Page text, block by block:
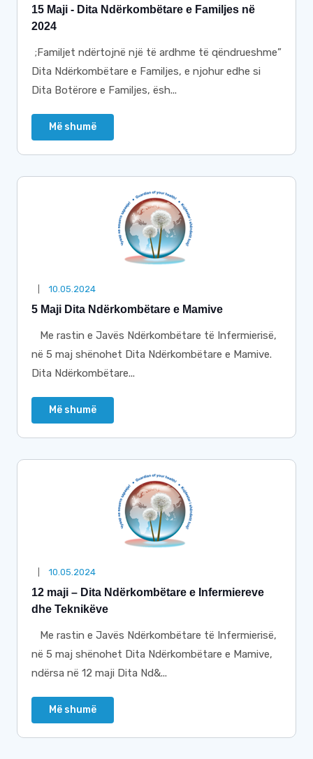
15 Maji - Dita Ndërkombëtare e Familjes në
2024
;Familjet ndërtojnë një të ardhme të qëndrueshme”
Dita Ndërkombëtare e Familjes, e njohur edhe si
Dita Botërore e Familjes, ësh...
Më shumë
10.05.2024
5 Maji Dita Ndërkombëtare e Mamive
Me rastin e Javës Ndërkombëtare të Infermierisë,
në 5 maj shënohet Dita Ndërkombëtare e Mamive.
Dita Ndërkombëtare...
Më shumë
10.05.2024
12 maji – Dita Ndërkombëtare e Infermiereve
dhe Teknikëve
Me rastin e Javës Ndërkombëtare të Infermierisë,
në 5 maj shënohet Dita Ndërkombëtare e Mamive,
ndërsa në 12 maji Dita Nd&...
Më shumë